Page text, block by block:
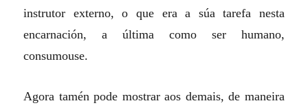
instrutor externo, o que era a súa tarefa nesta
encarnación, a última como ser humano,
consumouse.
Agora tamén pode mostrar aos demais, de maneira